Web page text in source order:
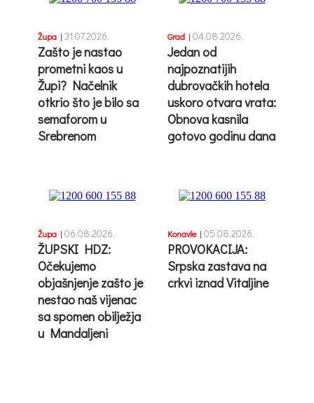
Župa | 31.07.2026.
Zašto je nastao
prometni kaos u
Župi? Načelnik
otkrio što je bilo sa
semaforom u
Srebrenom
Grad | 04.08.2026.
Jedan od
najpoznatijih
dubrovačkih hotela
uskoro otvara vrata:
Obnova kasnila
gotovo godinu dana
Župa | 06.08.2026.
ŽUPSKI HDZ:
Očekujemo
objašnjenje zašto je
nestao naš vijenac
sa spomen obilježja
u Mandaljeni
Konavle | 05.08.2026.
PROVOKACIJA:
Srpska zastava na
crkvi iznad Vitaljine